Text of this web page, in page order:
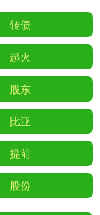
转债
起火
股东
比亚
提前
股份